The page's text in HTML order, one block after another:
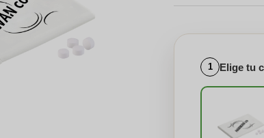
1 Elige tu